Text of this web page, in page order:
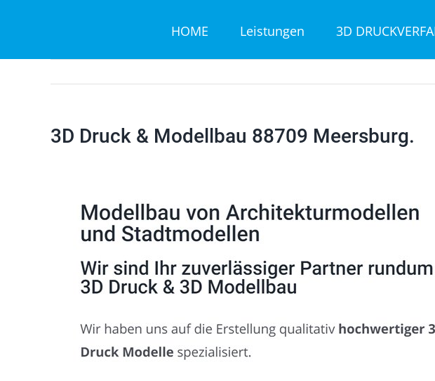
HOME Leistungen 3D
3D Druck & Modellbau 88709 Meersburg.